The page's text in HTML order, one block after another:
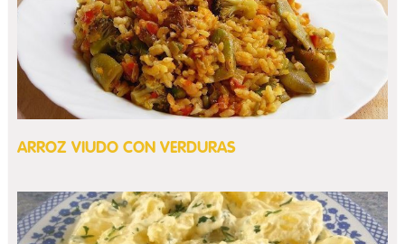
ARROZ VIUDO CON VERDURAS